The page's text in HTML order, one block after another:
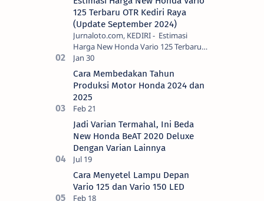
125 Terbaru OTR Kediri Raya
(Update September 2024)
Jurnaloto.com, KEDIRI - Estimasi
Harga New Honda Vario 125 Terbaru
OTR Kediri Raya (Update September
2024) Brosis sekalian, PT Astra Honda
Motor (AH…
Cara Membedakan Tahun
Produksi Motor Honda 2024 dan
2025
Jadi Varian Termahal, Ini Beda
New Honda BeAT 2020 Deluxe
Dengan Varian Lainnya
Cara Menyetel Lampu Depan
Vario 125 dan Vario 150 LED